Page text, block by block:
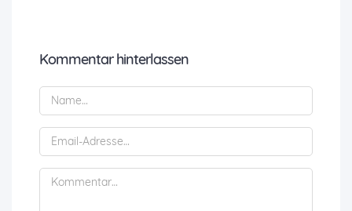
Kommentar hinterlassen